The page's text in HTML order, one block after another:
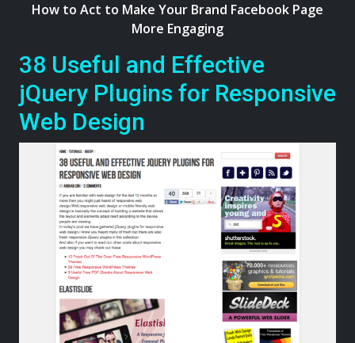
How to Act to Make Your Brand Facebook Page
More Engaging
38 Useful and Effective
jQuery Plugins for Responsive
Web Design